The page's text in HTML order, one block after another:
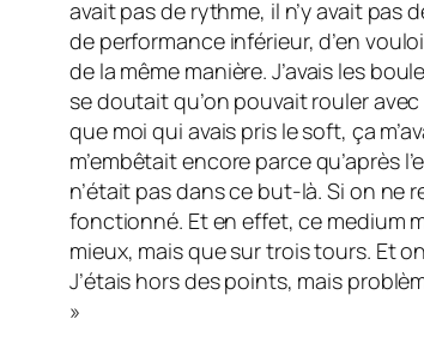
avait pas de rythme, il n’y avait pas
de performance inférieur, d’en
de la même manière. J’avais les
se doutait qu’on pouvait rouler
que moi qui avais pris le soft, ça
m’embêtait encore parce qu’après
n’était pas dans ce but-là. Si on ne
fonctionné. Et en effet, ce medium
mieux, mais que sur trois tours. Et
J’étais hors des points, mais
»